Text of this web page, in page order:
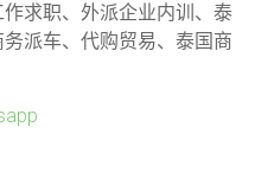
作求职、外派企业内训、泰
派车、代购贸易、泰国商